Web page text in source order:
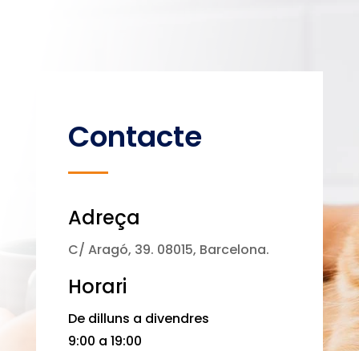
Contacte
Adreça
C/ Aragó, 39. 08015, Barcelona.
Horari
De dilluns a divendres
9:00 a 19:00